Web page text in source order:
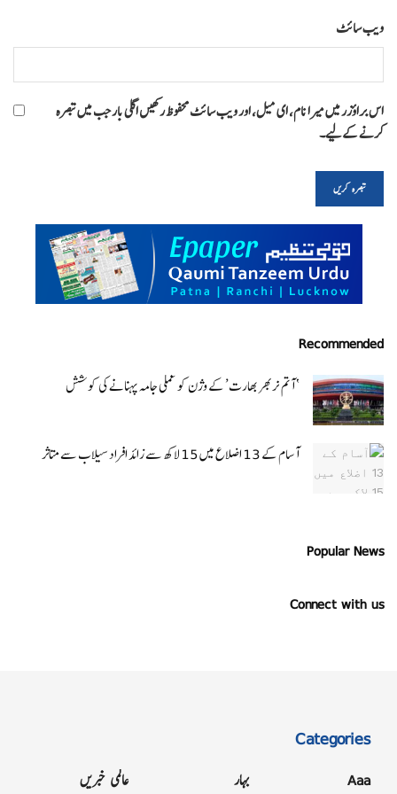
ویب‌ سائٹ
اس براؤزر میں میرا نام، ای میل، اور ویب سائٹ محفوظ رکھیں اگلی بار جب میں تبصرہ
کرنے کےلیے۔
Recommended
‘ آتم نربھر بھارت’ کے وژن کو عملی جامہ پہنانے کی کوشش
آسام کے 13 اضلاع میں 15 لاکھ سے زائد افراد سیلاب سے متاثر
Popular News
Connect with us
Categories
Aaa بہار عالمی خبریں